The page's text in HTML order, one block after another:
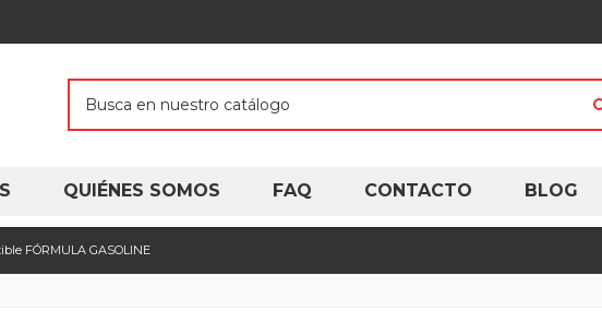
QUIÉNES SOMOS FAQ CONTACTO BLOG
FÓRMULA GASOLINE